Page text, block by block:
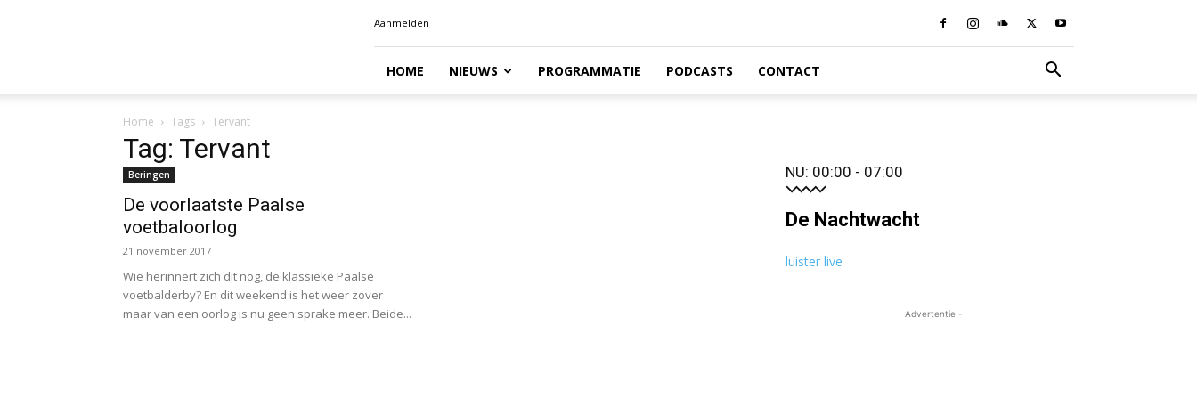
Aanmelden
HOME NIEUWS PROGRAMMATIE PODCASTS CONTACT
Home Tags Tervant
Tag: Tervant
Beringen
De voorlaatste Paalse
voetbaloorlog
21 november 2017
Wie herinnert zich dit nog, de klassieke Paalse
voetbalderby? En dit weekend is het weer zover
maar van een oorlog is nu geen sprake meer. Beide...
NU: 00:00 - 07:00
De Nachtwacht
luister live
- Advertentie -